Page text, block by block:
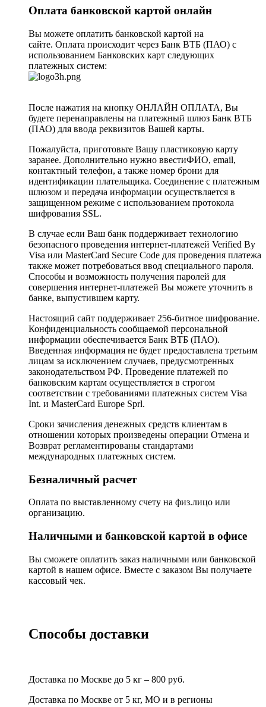
Оплата банковской картой онлайн
Вы можете оплатить банковской картой на
сайте. Оплата происходит через Банк ВТБ (ПАО) с
использованием Банковских карт следующих
платежных систем:
После нажатия на кнопку ОНЛАЙН ОПЛАТА, Вы
будете перенаправлены на платежный шлюз Банк ВТБ
(ПАО) для ввода реквизитов Вашей карты.
Пожалуйста, приготовьте Вашу пластиковую карту
заранее. Дополнительно нужно ввестиФИО, email,
контактный телефон, а также номер брони для
идентификации плательщика. Соединение с платежным
шлюзом и передача информации осуществляется в
защищенном режиме с использованием протокола
шифрования SSL.
В случае если Ваш банк поддерживает технологию
безопасного проведения интернет-платежей Verified By
Visa или MasterCard Secure Code для проведения платежа
также может потребоваться ввод специального пароля.
Способы и возможность получения паролей для
совершения интернет-платежей Вы можете уточнить в
банке, выпустившем карту.
Настоящий сайт поддерживает 256-битное шифрование.
Конфиденциальность сообщаемой персональной
информации обеспечивается Банк ВТБ (ПАО).
Введенная информация не будет предоставлена третьим
лицам за исключением случаев, предусмотренных
законодательством РФ. Проведение платежей по
банковским картам осуществляется в строгом
соответствии с требованиями платежных систем Visa
Int. и MasterCard Europe Sprl.
Сроки зачисления денежных средств клиентам в
отношении которых произведены операции Отмена и
Возврат регламентированы стандартами
международных платежных систем.
Безналичный расчет
Оплата по выставленному счету на физ.лицо или
организацию.
Наличными и банковской картой в офисе
Вы сможете оплатить заказ наличными или банковской
картой в нашем офисе. Вместе с заказом Вы получаете
кассовый чек.
Способы доставки
Доставка по Москве до 5 кг – 800 руб.
Доставка по Москве от 5 кг, МО и в регионы